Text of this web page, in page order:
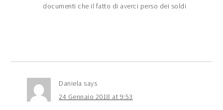
documenti che il fatto di averci perso dei soldi
Daniela says
24 Gennaio 2018 at 9:53